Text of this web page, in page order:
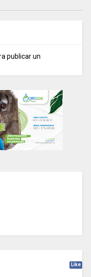
publicar un
Like